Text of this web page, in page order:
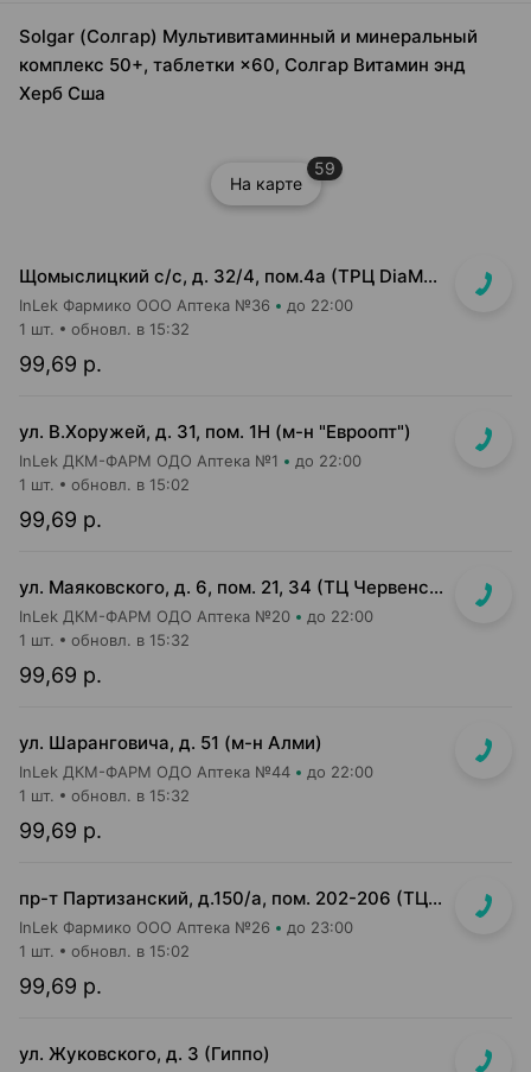
Solgar (Солгар) Мультивитаминный и минеральный
комплекс 50+, таблетки ×60, Солгар Витамин энд
Херб Сша
На карте
59
Щомыслицкий с/с, д. 32/4, пом.4а (ТРЦ DiaMond city, вход напротив магазина Маяк)
InLek Фармико ООО Аптека №36 до 22:00
99,69 р.
1 шт. обновл. в 15:32
ул. В.Хоружей, д. 31, пом. 1Н (м-н "Евроопт")
InLek ДКМ-ФАРМ ОДО Аптека №1 до 22:00
99,69 р.
1 шт. обновл. в 15:02
ул. Маяковского, д. 6, пом. 21, 34 (ТЦ Червенский, 1 этаж)
InLek ДКМ-ФАРМ ОДО Аптека №20 до 22:00
99,69 р.
1 шт. обновл. в 15:32
ул. Шаранговича, д. 51 (м-н Алми)
InLek ДКМ-ФАРМ ОДО Аптека №44 до 22:00
99,69 р.
1 шт. обновл. в 15:32
пр-т Партизанский, д.150/а, пом. 202-206 (ТЦ "Момо")
InLek Фармико ООО Аптека №26 до 23:00
99,69 р.
1 шт. обновл. в 15:02
ул. Жуковского, д. 3 (Гиппо)